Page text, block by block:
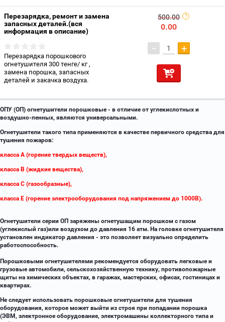
Перезарядка, ремонт и замена
запасных деталей.(вся
информация в описание)
Перезарядка порошкового
огнетушителя 300 тенге/ кг ,
замена порошка, запасных
деталей и закачка воздуха.
500.00
0.00
− +
ОПУ (ОП) огнетушители порошковые - в отличие от углекислотных и
воздушно-пенных, являются универсальными.
Огнетушители такого типа применяются в качестве первичного средства для
тушения пожаров:
класса А (горение твердых веществ),
класса В (жидкие вещества),
класса С (газообразные),
класса Е (горение электрооборудования под напряжением до 1000В).
Огнетушители серии ОП заряжены огнетушащим порошком с газом
(углекислый газ)или воздухом до давления 16 атм. На головке огнетушителя
установлен индикатор давления - это позволяет визуально определить
работоспособность.
Порошковыми огнетушителями рекомендуется оборудовать легковые и
грузовые автомобили, сельскохозяйственную технику, противопожарные
щиты на химических объектах, в гаражах, мастерских, офисах, гостиницах и
квартирах.
Не следует использовать порошковые огнетушители для тушения
оборудования, которое может выйти из строя при попадании порошка
(ЭВМ, электронное оборудование, электромашины коллекторного типа и